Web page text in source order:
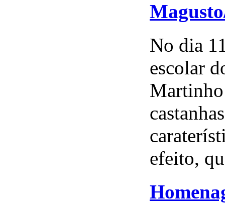
No dia
escolar
efeito,